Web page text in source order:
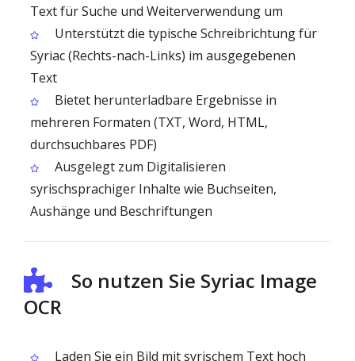
Text für Suche und Weiterverwendung um
Unterstützt die typische Schreibrichtung für
Syriac (Rechts-nach-Links) im ausgegebenen
Text
Bietet herunterladbare Ergebnisse in
mehreren Formaten (TXT, Word, HTML,
durchsuchbares PDF)
Ausgelegt zum Digitalisieren
syrischsprachiger Inhalte wie Buchseiten,
Aushänge und Beschriftungen
So nutzen Sie Syriac Image
OCR
Laden Sie ein Bild mit syrischem Text hoch